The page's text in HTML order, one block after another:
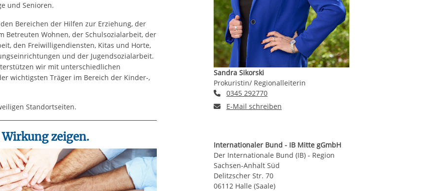
und Senioren.
Bereichen der Hilfen zur Erziehung, der
Betreuten Wohnen, der Schulsozialarbeit, der
den Freiwilligendiensten, Kitas und Horte,
und der Jugendsozialarbeit.
wir mit unterschiedlichen
wichtigsten Träger im Bereich der Kinder-,
Standortseiten.
zeigen.
Sandra Sikorski
Prokuristin/ Regionalleiterin
Telefonnummer
0345 292770
E-Mail an Sandra Sikorski
E-Mail schreiben
Internationaler Bund - IB Mitte gGmbH
Der Internationale Bund (IB) - Region
Sachsen-Anhalt Süd
Delitzscher Str. 70
06112 Halle (Saale)